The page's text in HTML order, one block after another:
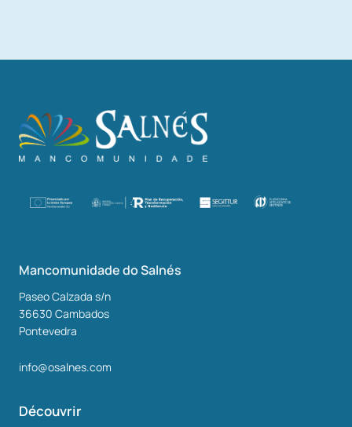
Mancomunidade do Salnés
Paseo Calzada s/n
36630 Cambados
Pontevedra
info@osalnes.com
Découvrir